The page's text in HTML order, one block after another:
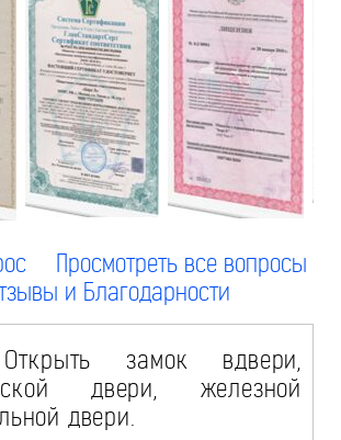
Просмотреть все вопросы
и Благодарности
замок вдвери,
двери, железной
двери.